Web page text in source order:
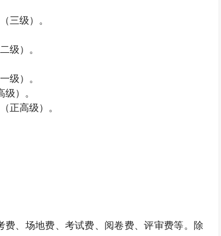
三级）。
级）。
级）。
）。
正高级）。
、场地费、考试费、阅卷费、评审费等。除